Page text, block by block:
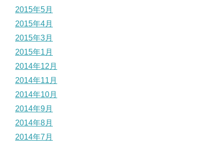
2015年5月
2015年4月
2015年3月
2015年1月
2014年12月
2014年11月
2014年10月
2014年9月
2014年8月
2014年7月